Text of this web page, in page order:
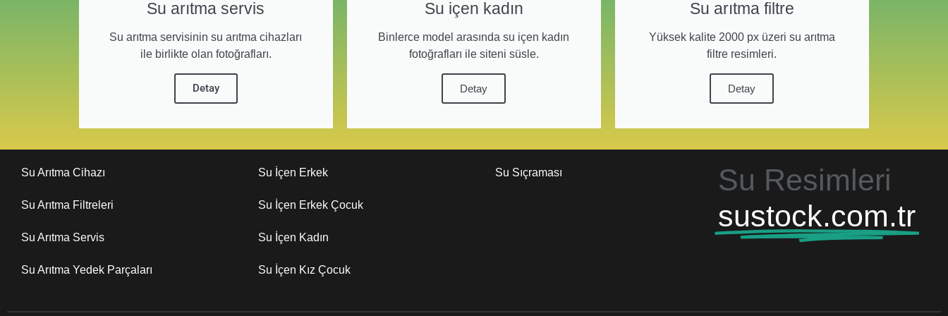
Su arıtma servis
Su arıtma servisinin su arıtma cihazları
ile birlikte olan fotoğrafları.
Detay
Su içen kadın
Binlerce model arasında su içen kadın
fotoğrafları ile siteni süsle.
Detay
Su arıtma filtre
Yüksek kalite 2000 px üzeri su arıtma
filtre resimleri.
Detay
Su Arıtma Cihazı
Su Arıtma Filtreleri
Su Arıtma Servis
Su Arıtma Yedek Parçaları
Su İçen Erkek
Su İçen Erkek Çocuk
Su İçen Kadın
Su İçen Kız Çocuk
Su Sıçraması
Su Resimleri
sustock.com.tr